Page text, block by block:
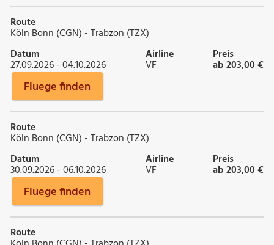
Route
Köln Bonn (CGN) - Trabzon (TZX)
Datum
27.09.2026 - 04.10.2026
Airline
VF
Preis
ab 203,00 €
Fluege finden
Route
Köln Bonn (CGN) - Trabzon (TZX)
Datum
30.09.2026 - 06.10.2026
Airline
VF
Preis
ab 203,00 €
Fluege finden
Route